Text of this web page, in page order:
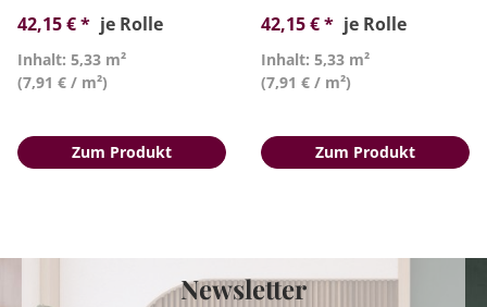
42,15 € * je Rolle
Inhalt: 5,33 m²
(7,91 € / m²)
Zum Produkt
42,15 € * je Rolle
Inhalt: 5,33 m²
(7,91 € / m²)
Zum Produkt
Newsletter